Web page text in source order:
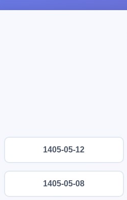
1405-05-12
1405-05-08